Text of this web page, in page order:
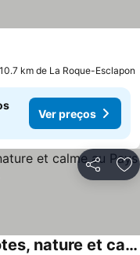
km de La Roque-Esclapon
Ver preços
Partilhar
Villa Maluan, chambres d'hôtes, nature et calme au Pays de Fayence